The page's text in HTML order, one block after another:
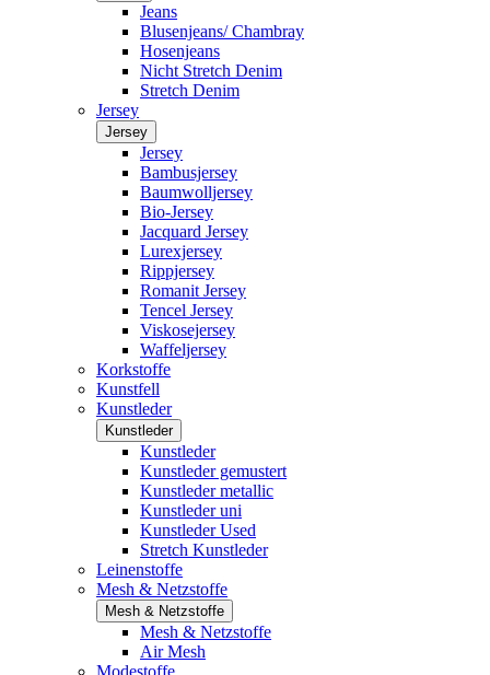
Jeans
Blusenjeans/ Chambray
Hosenjeans
Nicht Stretch Denim
Stretch Denim
Jersey
Jersey
Jersey
Bambusjersey
Baumwolljersey
Bio-Jersey
Jacquard Jersey
Lurexjersey
Rippjersey
Romanit Jersey
Tencel Jersey
Viskosejersey
Waffeljersey
Korkstoffe
Kunstfell
Kunstleder
Kunstleder
Kunstleder
Kunstleder gemustert
Kunstleder metallic
Kunstleder uni
Kunstleder Used
Stretch Kunstleder
Leinenstoffe
Mesh & Netzstoffe
Mesh & Netzstoffe
Mesh & Netzstoffe
Air Mesh
Modestoffe